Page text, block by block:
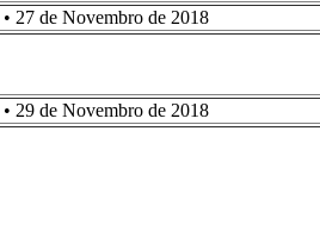
• 27 de Novembro de 2018
• 29 de Novembro de 2018